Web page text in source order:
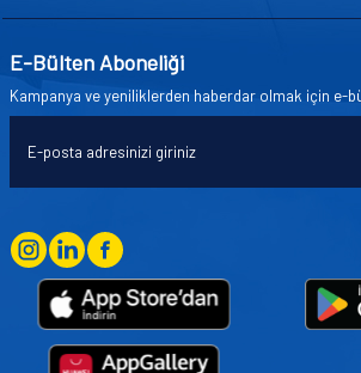
E-Bülten Aboneliği
Kampanya ve yeniliklerden haberdar olmak için e-